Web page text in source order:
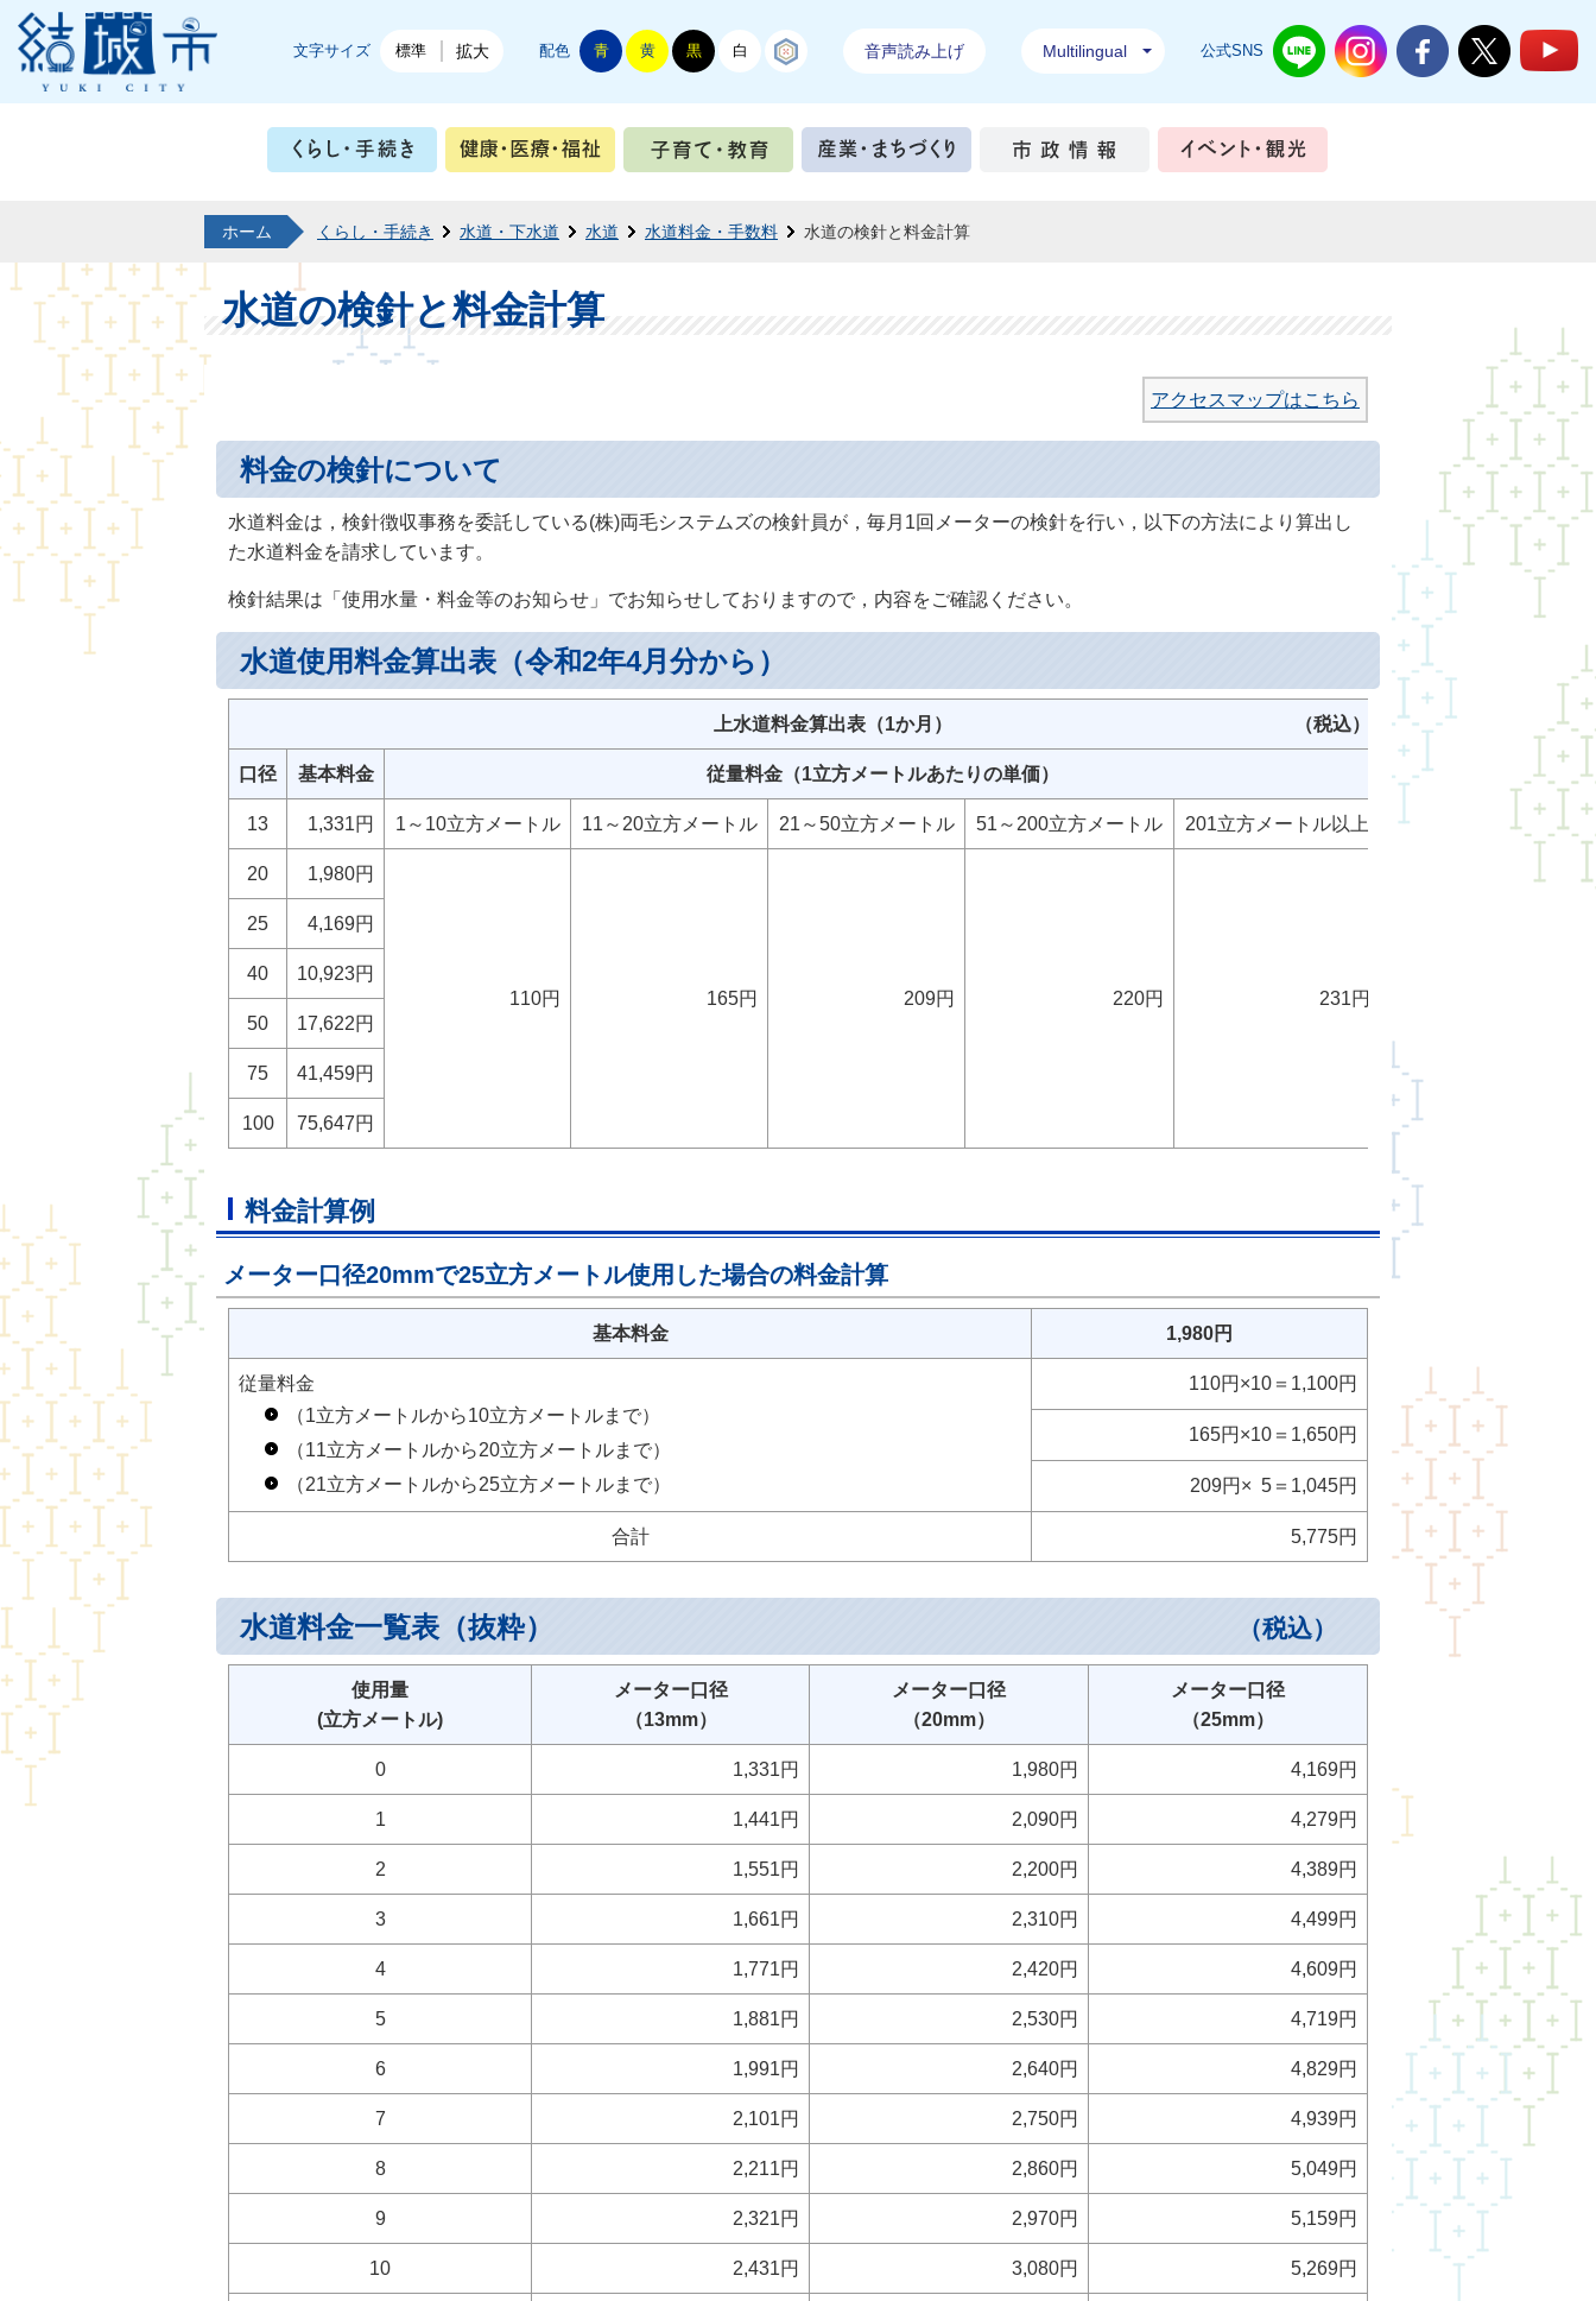
結城市公式ホームページ
文字サイズ 標準 拡大 配色 青 黄 黒 白 音声読み上げ Multilingual 公式SNS 結城市公式LINE結城市公式Instagram
結城市公式Facebook
結城市公式
くらし・手続き 健康・医療・福祉 子育て・教育 産業・まちづくり 市政情報
ホーム くらし・手続き 水道・下水道 水道 水道料金・手数料 水道の検針と料金計算
水道の検針と料金計算
アクセスマップはこちら
料金の検針について
水道料金は，検針徴収事務を委託している(株)両毛システムズの検針員が，毎月1回メーターの検針を行い，以下の方法により算出し
た水道料金を請求しています。
検針結果は「使用水量・料金等のお知らせ」でお知らせしておりますので，内容をご確認ください。
水道使用料金算出表（令和2年4月分から）
上水道料金算出表（1か月） （税込）
口径 基本料金 従量料金（1立方メートルあたりの単価）
13 1,331円 1～10立方メートル 11～20立方メートル 21～50立方メートル 51～200立方メートル 201立方メートル以上
20 1,980円
110円 165円 209円 220円 231円
25 4,169円
40 10,923円
50 17,622円
75 41,459円
100 75,647円
料金計算例
メーター口径20mmで25立方メートル使用した場合の料金計算
基本料金 1,980円
従量料金
（1立方メートルから10立方メートルまで）
（11立方メートルから20立方メートルまで）
（21立方メートルから25立方メートルまで）
110円×10＝1,100円
165円×10＝1,650円
209円× 5＝1,045円
合計 5,775円
水道料金一覧表（抜粋） （税込）
使用量
(立方メートル)
メーター口径
（13mm）
メーター口径
（20mm）
メーター口径
（25mm）
0 1,331円 1,980円 4,169円
1 1,441円 2,090円 4,279円
2 1,551円 2,200円 4,389円
3 1,661円 2,310円 4,499円
4 1,771円 2,420円 4,609円
5 1,881円 2,530円 4,719円
6 1,991円 2,640円 4,829円
7 2,101円 2,750円 4,939円
8 2,211円 2,860円 5,049円
9 2,321円 2,970円 5,159円
10 2,431円 3,080円 5,269円